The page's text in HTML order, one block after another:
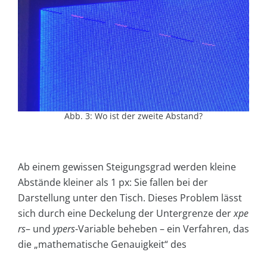
Abb. 3: Wo ist der zweite Abstand?
Ab einem gewissen Steigungsgrad werden kleine
Abstände kleiner als 1 px: Sie fallen bei der
Darstellung unter den Tisch. Dieses Problem lässt
sich durch eine Deckelung der Untergrenze derxpe
rs– und ypers-Variable beheben – ein Verfahren, das
die „mathematische Genauigkeit“ des